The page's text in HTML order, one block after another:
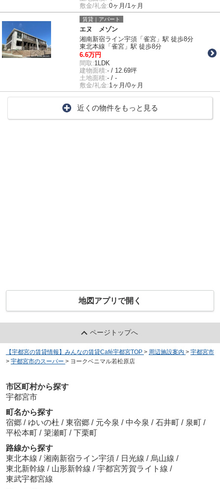
敷金/礼金:0ヶ月/1ヶ月
賃貸｜アパート
エヌ メゾン
湘南新宿ライン宇須「雀宮」駅 徒歩8分
東北本線「雀宮」駅 徒歩8分
6.6万円
間取:1LDK
建物面積:- / 12.69坪
土地面積:- / -
敷金/礼金:1ヶ月/0ヶ月
近くの物件をもっと見る
地図アプリで開く
ページトップへ
【宇都宮の賃貸情報】みんなの賃貸Café宇都宮TOP > 周辺施設案内 > 宇都宮市
> 宇都宮市のスーパー > ヨークベニマル若松原店
市区町村から探す
宇都宮市
町名から探す
宿郷 / ゆいの杜 / 東宿郷 / 元今泉 / 中今泉 / 石井町 / 泉町 /
平松本町 / 簗瀬町 / 下栗町
路線から探す
東北本線 / 湘南新宿ライン宇須 / 日光線 / 烏山線 /
東北新幹線 / 山形新幹線 / 宇都宮芳賀ライト線 /
東武宇都宮線